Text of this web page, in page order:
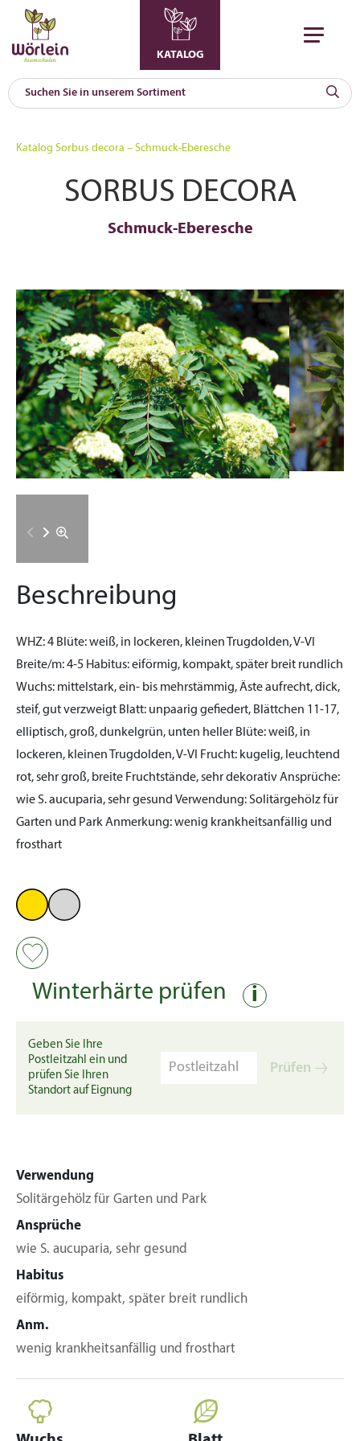
KATALOG
Katalog Sorbus decora – Schmuck-Eberesche
SORBUS DECORA
Schmuck-Eberesche
Beschreibung
WHZ:4 Blüte:weiß, in lockeren, kleinen Trugdolden, V-VI
Breite/m:4-5 Habitus:eiförmig, kompakt, später breit rundlich
Wuchs: mittelstark, ein- bis mehrstämmig, Äste aufrecht, dick,
steif, gut verzweigt Blatt: unpaarig gefiedert, Blättchen 11-17,
elliptisch, groß, dunkelgrün, unten heller Blüte:weiß, in
lockeren, kleinen Trugdolden, V-VI Frucht: kugelig, leuchtend
rot, sehr groß, breite Fruchtstände, sehr dekorativAnsprüche:
wie S. aucuparia, sehr gesund Verwendung:Solitärgehölz für
Garten und ParkAnmerkung:wenig krankheitsanfällig und
frosthart
Winterhärte prüfen i
Geben Sie Ihre
Postleitzahl ein und
prüfen Sie Ihren
Standort auf Eignung
Prüfen
Verwendung
Solitärgehölz für Garten und Park
Ansprüche
wie S. aucuparia, sehr gesund
Habitus
eiförmig, kompakt, später breit rundlich
Anm.
wenig krankheitsanfällig und frosthart